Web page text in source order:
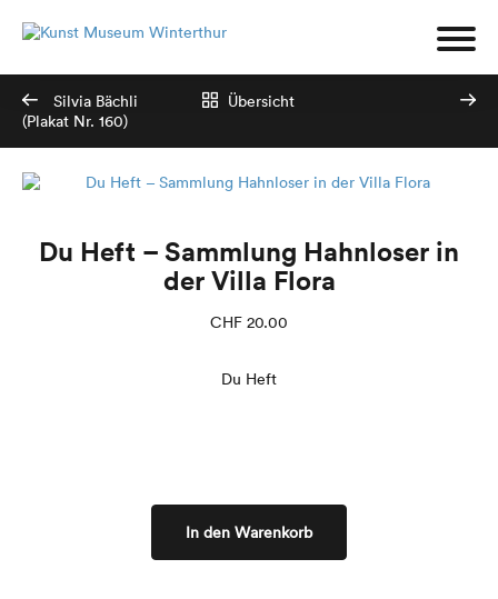
Silvia Bächli
(Plakat Nr. 160)
Übersicht
Du Heft – Sammlung Hahnloser in
der Villa Flora
CHF 20.00
Du Heft
In den Warenkorb